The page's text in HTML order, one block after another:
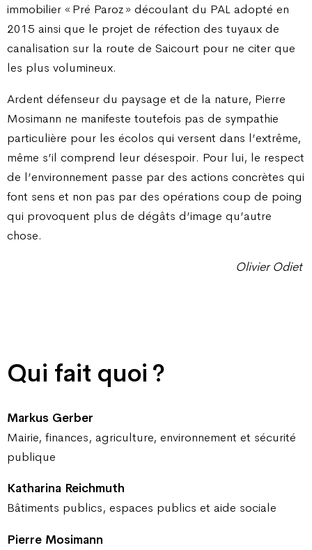
immobilier « Pré Paroz » découlant du PAL adopté en
2015 ainsi que le projet de réfection des tuyaux de
canalisation sur la route de Saicourt pour ne citer que
les plus volumineux.
Ardent défenseur du paysage et de la nature, Pierre
Mosimann ne manifeste toutefois pas de sympathie
particulière pour les écolos qui versent dans l’extrême,
même s’il comprend leur désespoir. Pour lui, le respect
de l’environnement passe par des actions concrètes qui
font sens et non pas par des opérations coup de poing
qui provoquent plus de dégâts d’image qu’autre
chose.
Olivier Odiet
Qui fait quoi ?
Markus Gerber
Mairie, finances, agriculture, environnement et sécurité
publique
Katharina Reichmuth
Bâtiments publics, espaces publics et aide sociale
Pierre Mosimann